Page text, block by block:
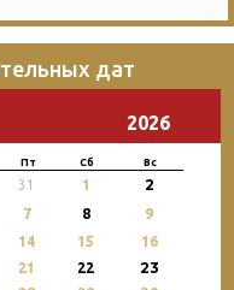
дат
2026
Пт Сб Вс
31 1 2
7 8
9
14 15
16
21 22 23